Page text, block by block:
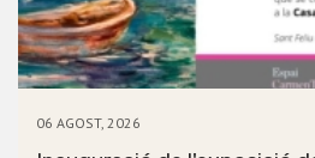
06 AGOST, 2026